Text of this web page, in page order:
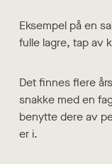
Eksempel på en
fulle lagre, tap av
Det finnes flere
snakke med en
benytte dere av
er i.